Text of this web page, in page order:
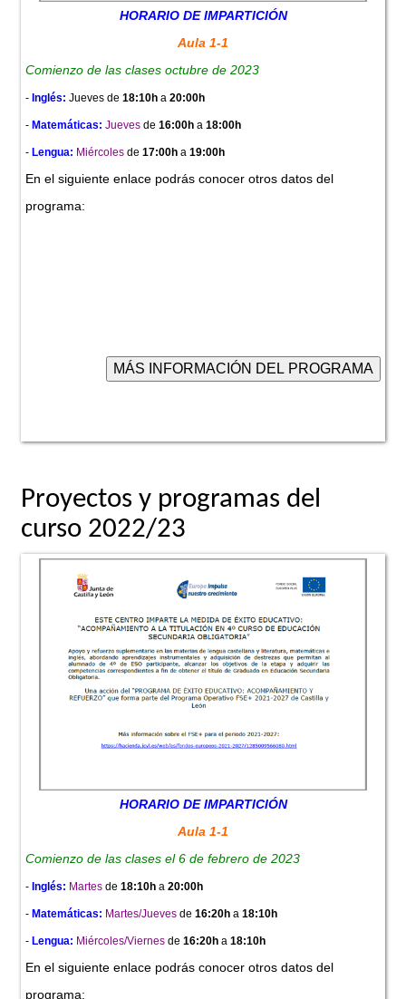
HORARIO DE IMPARTICIÓN
Aula 1-1
Comienzo de las clases octubre de 2023
- Inglés: Jueves de 18:10h a 20:00h
- Matemáticas: Jueves de 16:00h a 18:00h
- Lengua: Miércoles de 17:00h a 19:00h
En el siguiente enlace podrás conocer otros datos del
programa:
Proyectos y programas del
curso 2022/23
HORARIO DE IMPARTICIÓN
Aula 1-1
Comienzo de las clases el 6 de febrero de 2023
- Inglés: Martes de 18:10h a 20:00h
- Matemáticas: Martes/Jueves de 16:20h a 18:10h
- Lengua: Miércoles/Viernes de 16:20h a 18:10h
En el siguiente enlace podrás conocer otros datos del
programa: